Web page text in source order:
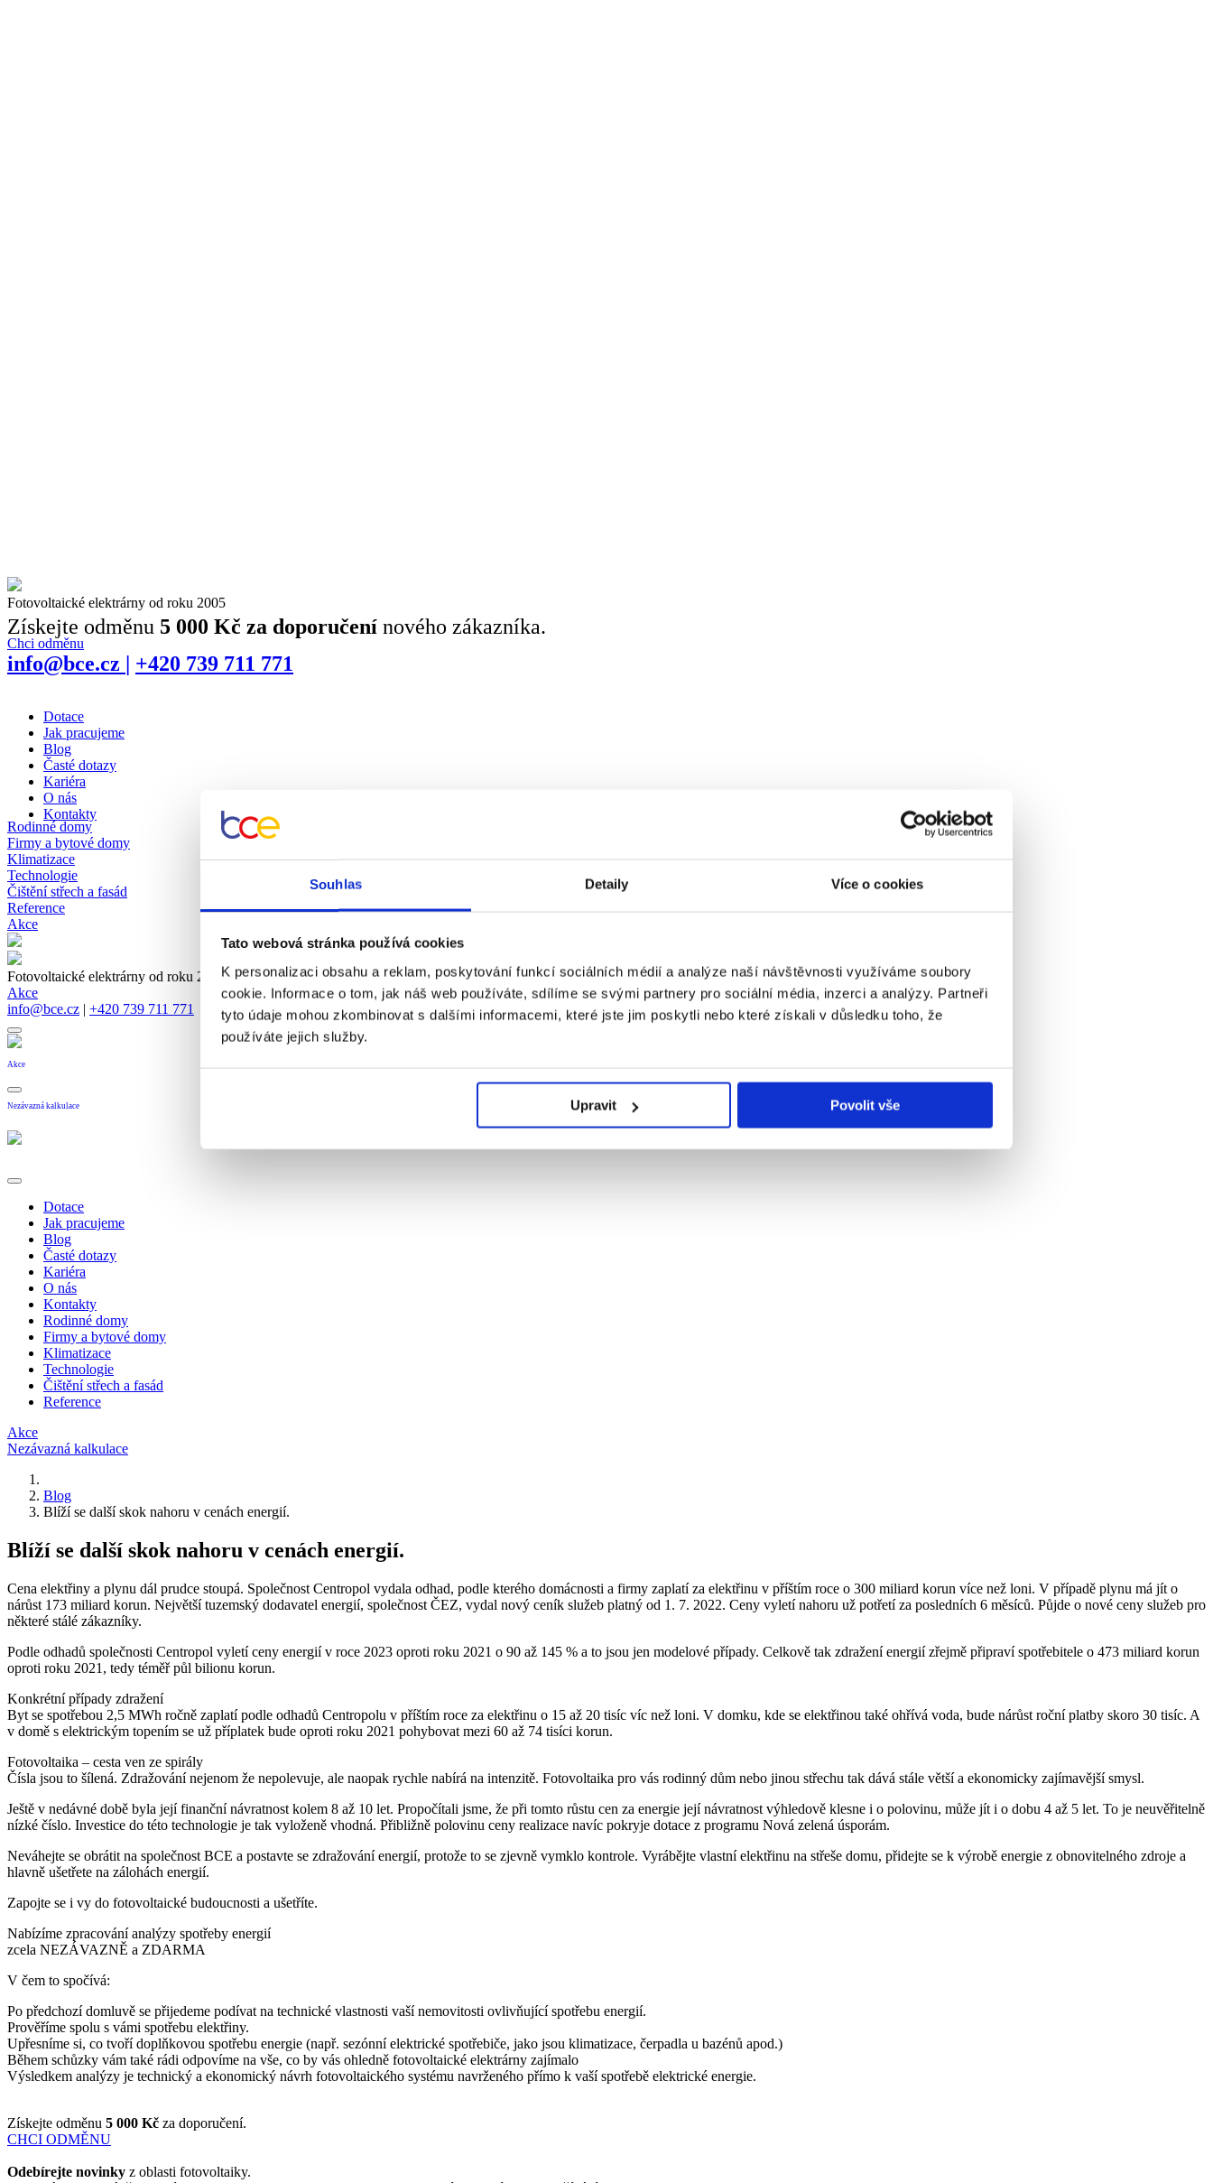
Souhlas Detaily Více o cookies
Tato webová stránka používá cookies
K personalizaci obsahu a reklam, poskytování funkcí sociálních médií a analýze naší návštěvnosti využíváme soubory
cookie. Informace o tom, jak náš web používáte, sdílíme se svými partnery pro sociální média, inzerci a analýzy. Partneři
tyto údaje mohou zkombinovat s dalšími informacemi, které jste jim poskytli nebo které získali v důsledku toho, že
používáte jejich služby.
Upravit Povolit vše
Fotovoltaické elektrárny od roku 2005
Získejte odměnu 5 000 Kč za doporučení nového zákazníka.
Chci odměnu
info@bce.cz | +420 739 711 771
Dotace
Jak pracujeme
Blog
Časté dotazy
Kariéra
O nás
Kontakty
Rodinné domy
Firmy a bytové domy
Klimatizace
Technologie
Čištění střech a fasád
Reference
Akce
Fotovoltaické elektrárny od roku 2005
Akce
info@bce.cz | +420 739 711 771
Akce
Nezávazná kalkulace
Dotace
Jak pracujeme
Blog
Časté dotazy
Kariéra
O nás
Kontakty
Rodinné domy
Firmy a bytové domy
Klimatizace
Technologie
Čištění střech a fasád
Reference
Akce
Nezávazná kalkulace
Blog
Blíží se další skok nahoru v cenách energií.
Blíží se další skok nahoru v cenách energií.
Cena elektřiny a plynu dál prudce stoupá. Společnost Centropol vydala odhad, podle kterého domácnosti a firmy zaplatí za elektřinu v příštím roce o 300 miliard korun více než loni. V případě plynu má jít o
nárůst 173 miliard korun. Největší tuzemský dodavatel energií, společnost ČEZ, vydal nový ceník služeb platný od 1. 7. 2022. Ceny vyletí nahoru už potřetí za posledních 6 měsíců. Půjde o nové ceny služeb pro
některé stálé zákazníky.
Podle odhadů společnosti Centropol vyletí ceny energií v roce 2023 oproti roku 2021 o 90 až 145 % a to jsou jen modelové případy. Celkově tak zdražení energií zřejmě připraví spotřebitele o 473 miliard korun
oproti roku 2021, tedy téměř půl bilionu korun.
Konkrétní případy zdražení
Byt se spotřebou 2,5 MWh ročně zaplatí podle odhadů Centropolu v příštím roce za elektřinu o 15 až 20 tisíc víc než loni. V domku, kde se elektřinou také ohřívá voda, bude nárůst roční platby skoro 30 tisíc. A
v domě s elektrickým topením se už příplatek bude oproti roku 2021 pohybovat mezi 60 až 74 tisíci korun.
Fotovoltaika – cesta ven ze spirály
Čísla jsou to šílená. Zdražování nejenom že nepolevuje, ale naopak rychle nabírá na intenzitě. Fotovoltaika pro vás rodinný dům nebo jinou střechu tak dává stále větší a ekonomicky zajímavější smysl.
Ještě v nedávné době byla její finanční návratnost kolem 8 až 10 let. Propočítali jsme, že při tomto růstu cen za energie její návratnost výhledově klesne i o polovinu, může jít i o dobu 4 až 5 let. To je neuvěřitelně
nízké číslo. Investice do této technologie je tak vyloženě vhodná. Přibližně polovinu ceny realizace navíc pokryje dotace z programu Nová zelená úsporám.
Neváhejte se obrátit na společnost BCE a postavte se zdražování energií, protože to se zjevně vymklo kontrole. Vyrábějte vlastní elektřinu na střeše domu, přidejte se k výrobě energie z obnovitelného zdroje a
hlavně ušetřete na zálohách energií.
Zapojte se i vy do fotovoltaické budoucnosti a ušetříte.
Nabízíme zpracování analýzy spotřeby energií
zcela NEZÁVAZNĚ a ZDARMA
V čem to spočívá:
Po předchozí domluvě se přijedeme podívat na technické vlastnosti vaší nemovitosti ovlivňující spotřebu energií.
Prověříme spolu s vámi spotřebu elektřiny.
Upřesníme si, co tvoří doplňkovou spotřebu energie (např. sezónní elektrické spotřebiče, jako jsou klimatizace, čerpadla u bazénů apod.)
Během schůzky vám také rádi odpovíme na vše, co by vás ohledně fotovoltaické elektrárny zajímalo
Výsledkem analýzy je technický a ekonomický návrh fotovoltaického systému navrženého přímo k vaší spotřebě elektrické energie.
Získejte odměnu 5 000 Kč za doporučení.
CHCI ODMĚNU
Odebírejte novinky z oblasti fotovoltaiky.